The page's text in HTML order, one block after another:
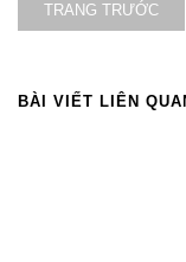
TRANG TRƯỚC
BÀI VIẾT LIÊN